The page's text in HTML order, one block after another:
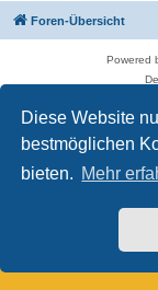
Diese Website
bestmöglichen
bieten. Mehr
Foren-Übersicht
Powered